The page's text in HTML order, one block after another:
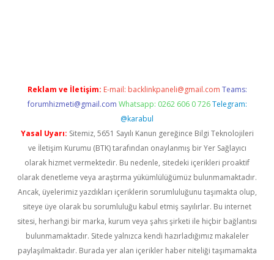
Reklam ve İletişim: E-mail: backlinkpaneli@gmail.com Teams:
forumhizmeti@gmail.com Whatsapp: 0262 606 0 726 Telegram:
@karabul
Yasal Uyarı: Sitemiz, 5651 Sayılı Kanun gereğince Bilgi Teknolojileri
ve İletişim Kurumu (BTK) tarafından onaylanmış bir Yer Sağlayıcı
olarak hizmet vermektedir. Bu nedenle, sitedeki içerikleri proaktif
olarak denetleme veya araştırma yükümlülüğümüz bulunmamaktadır.
Ancak, üyelerimiz yazdıkları içeriklerin sorumluluğunu taşımakta olup,
siteye üye olarak bu sorumluluğu kabul etmiş sayılırlar. Bu internet
sitesi, herhangi bir marka, kurum veya şahıs şirketi ile hiçbir bağlantısı
bulunmamaktadır. Sitede yalnızca kendi hazırladığımız makaleler
paylaşılmaktadır. Burada yer alan içerikler haber niteliği taşımamakta